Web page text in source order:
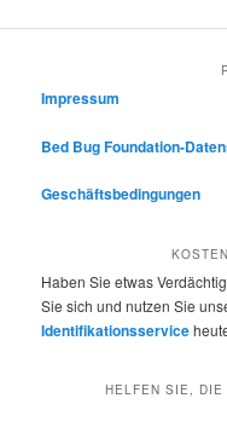
Impressum
Bed Bug Foundation-
Geschäftsbedingungen
Haben Sie etwas
Sie sich und nutzen Sie
Identifikationsservice
HELFEN SIE, DIE